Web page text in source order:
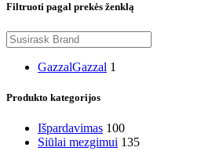
Filtruoti pagal prekės ženklą
GazzalGazzal 1
Produkto kategorijos
Išpardavimas 100
Siūlai mezgimui 135